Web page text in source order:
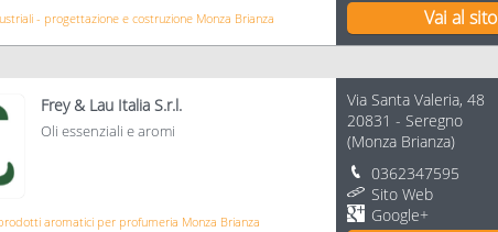
- progettazione e costruzione Monza Brianza Vai al sito
Frey & Lau Italia S.r.l.
Oli essenziali e aromi
aromatici per profumeria Monza Brianza
Via Santa Valeria, 48
20831 -Seregno
(Monza Brianza)
0362347595
Sito Web
Google+